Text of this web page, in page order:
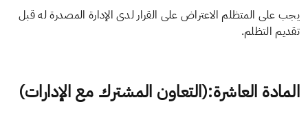
يجب على المتظلم الاعتراض على القرار لدى الإدارة المصدرة له قبل
تقديم التظلم.
المادة العاشرة:(التعاون المشترك مع الإدارات)